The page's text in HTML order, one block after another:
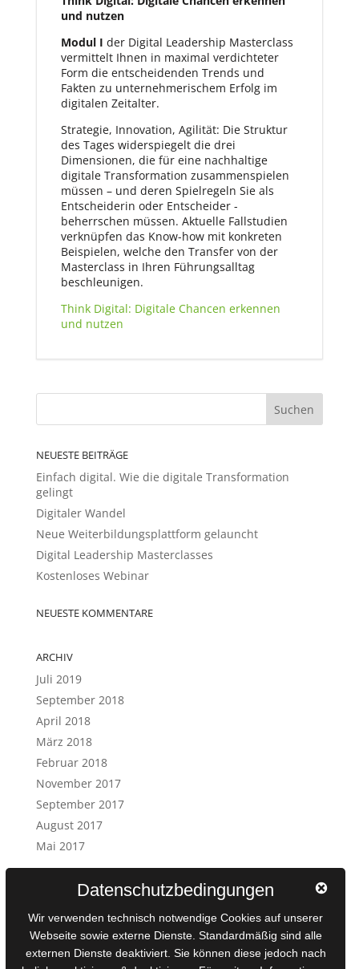
und nutzen
Modul I der Digital Leadership Masterclass
vermittelt Ihnen in maximal verdichteter
Form die entscheidenden Trends und
Fakten zu unternehme­rischem Erfolg im
digitalen Zeitalter.
Strategie, Innovation, Agilität: Die Struktur
des Tages widerspiegelt die drei
Dimensionen, die für eine nachhaltige
digitale Transformation zusammenspielen
müssen – und deren Spielregeln Sie als
Entscheiderin oder Entscheider ­
beherrschen müssen. Aktuelle Fallstudien
verknüpfen das Know-how mit konkreten
Beispielen, welche den Transfer von der
Masterclass in Ihren Führungsalltag
beschleunigen.
Think Digital: Digitale Chancen erkennen
und nutzen
NEUESTE BEITRÄGE
Einfach digital. Wie die digitale Transformation
gelingt
Digitaler Wandel
Neue Weiterbildungsplattform g­elauncht
Digital Leadership Masterclasses
Kostenloses Webinar
NEUESTE KOMMENTARE
ARCHIV
Juli 2019
September 2018
April 2018
März 2018
Februar 2018
November 2017
September 2017
August 2017
Mai 2017
KATEGORIEN
Interview
Startseite
Datenschutzbedingungen
Wir verwenden technisch notwendige Cookies auf unserer
Webseite sowie externe Dienste. Standardmäßig sind alle
externen Dienste deaktiviert. Sie können diese jedoch nach